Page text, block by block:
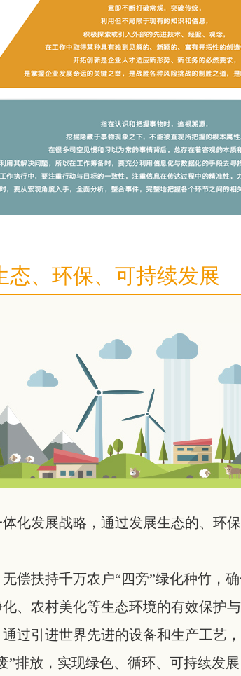
态、环保、可持续发展
化发展战略，通过发展生态的、环
偿扶持千万农户“四旁”绿化种竹，
、农村美化等生态环境的有效保护
过引进世界先进的设备和生产工艺
排放，实现绿色、循环、可持续发展